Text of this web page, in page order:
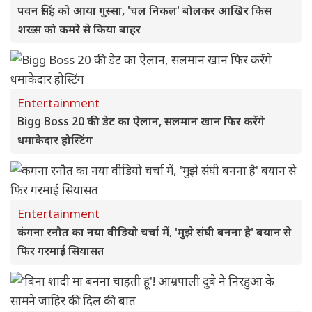
पवन सिंह को आया गुस्सा, 'चल निकल' बोलकर आखिर किस
शख्स को कमरे से किया बाहर
Entertainment
Bigg Boss 20 की डेट का ऐलान, सलमान खान फिर करेंगे
धमाकेदार होस्टिंग
Entertainment
कंगना रनौत का नया वीडियो चर्चा में, 'मुझे संघी बनना है' बयान से
फिर गरमाई सियासत